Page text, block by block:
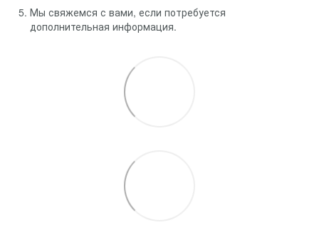
Мы свяжемся с вами, если потребуется
дополнительная информация.